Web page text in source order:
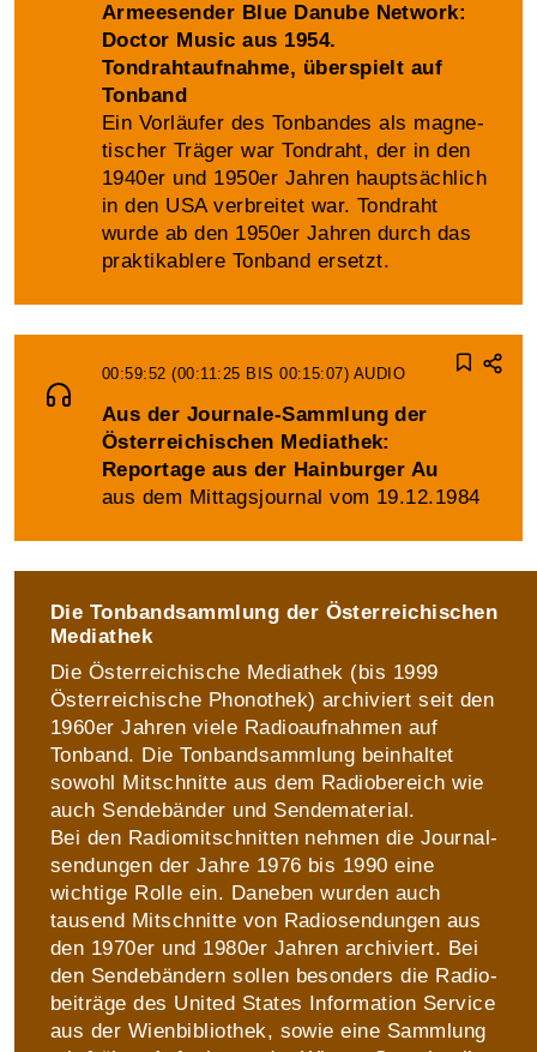
Armeesender Blue Danube Network:
Doctor Music aus 1954.
Tondrahtaufnahme, überspielt auf
Tonband
Ein Vorläufer des Tonbandes als magne­
tischer Träger war Ton­draht, der in den
1940er und 1950er Jahren hauptsächlich
in den USA verbreitet war. Ton­draht
wurde ab den 1950er Jahren durch das
praktikablere Ton­band ersetzt.
00:59:52 (00:11:25 BIS 00:15:07) AUDIO
Aus der Journale-Sammlung der
Österreichischen Mediathek:
Reportage aus der Hainburger Au
aus dem Mittagsjournal vom 19.12.1984
Die Tonbandsammlung der Österreichischen
Mediathek
Die Österreichische Mediathek (bis 1999
Öster­reichi­sche Phonothek) archiviert seit den
1960er Jahren viele Radio­aufnahmen auf
Tonband. Die Ton­band­sammlung beinhaltet
sowohl Mitschnitte aus dem Radio­bereich wie
auch Sende­bänder und Sende­material.
Bei den Radiomitschnitten nehmen die Journal­
sendungen der Jahre 1976 bis 1990 eine
wichtige Rolle ein. Daneben wurden auch
tausend Mit­schnitte von Radio­sendungen aus
den 1970er und 1980er Jahren archiviert. Bei
den Sende­bändern sollen besonders die Radio­
beiträge des United States Information Service
aus der Wienbibliothek, sowie eine Sammlung